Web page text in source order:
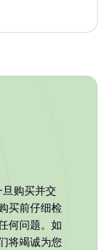
购买并交
买前仔细检
何问题。如
将竭诚为您